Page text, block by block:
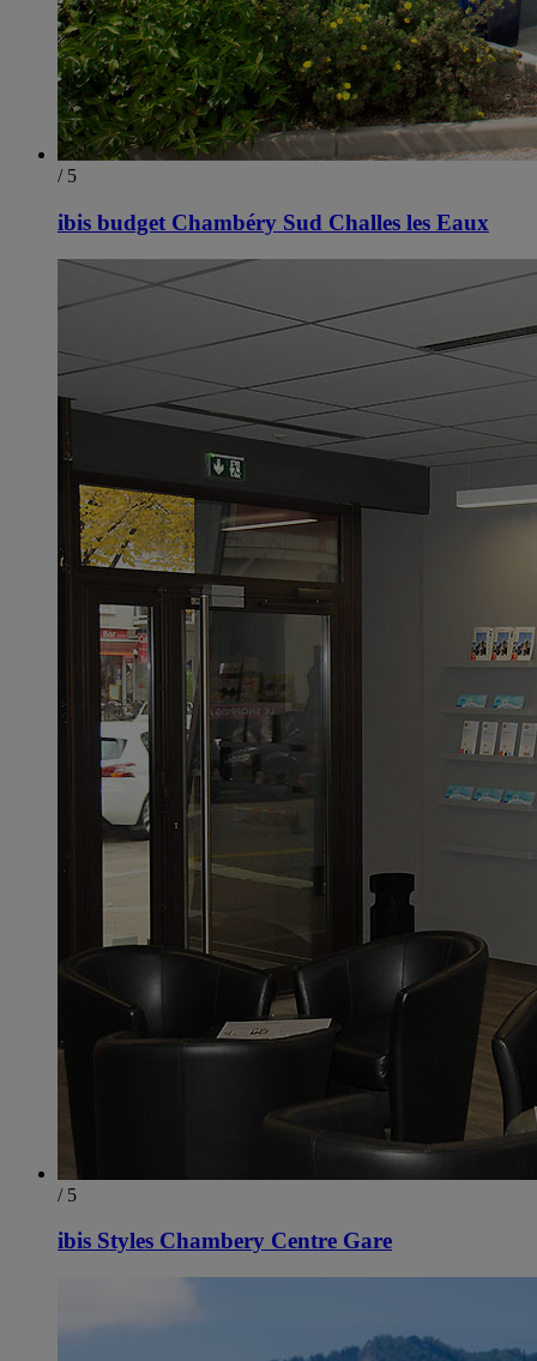
/ 5
ibis budget Chambéry Sud Challes les Eaux
/ 5
ibis Styles Chambery Centre Gare